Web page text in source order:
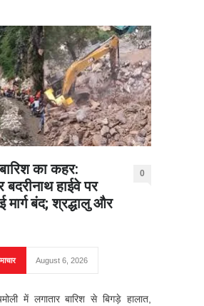
का कहर:
हाईवे पर
बंद; श्रद्धालु और
0
August 6, 2026
में लगातार बारिश से बिगड़े हालात,